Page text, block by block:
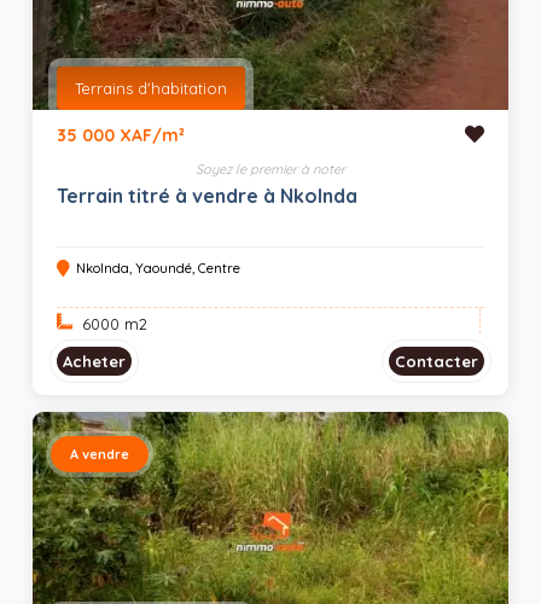
Terrains d'habitation
35 000 XAF/m²
Soyez le premier à noter
Terrain titré à vendre à Nkolnda
Nkolnda, Yaoundé, Centre
6000 m2
Acheter
Contacter
A vendre